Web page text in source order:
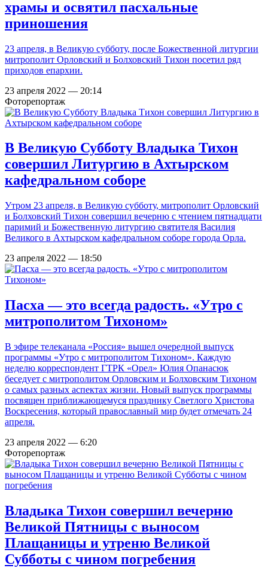
храмы и освятил пасхальные
приношения
23 апреля, в Великую субботу, после Божественной литургии
митрополит Орловский и Болховский Тихон посетил ряд
приходов епархии.
23 апреля 2022 — 20:14
Фоторепортаж
В Великую Субботу Владыка Тихон
совершил Литургию в Ахтырском
кафедральном соборе
Утром 23 апреля, в Великую субботу, митрополит Орловский
и Болховский Тихон совершил вечерню с чтением пятнадцати
паримий и Божественную литургию святителя Василия
Великого в Ахтырском кафедральном соборе города Орла.
23 апреля 2022 — 18:50
Пасха — это всегда радость. «Утро с
митрополитом Тихоном»
В эфире телеканала «Россия» вышел очередной выпуск
программы «Утро с митрополитом Тихоном». Каждую
неделю корреспондент ГТРК «Орел» Юлия Опанасюк
беседует с митрополитом Орловским и Болховским Тихоном
о самых разных аспектах жизни. Новый выпуск программы
посвящен приближающемуся празднику Светлого Христова
Воскресения, который православный мир будет отмечать 24
апреля.
23 апреля 2022 — 6:20
Фоторепортаж
Владыка Тихон совершил вечерню
Великой Пятницы с выносом
Плащаницы и утреню Великой
Субботы с чином погребения